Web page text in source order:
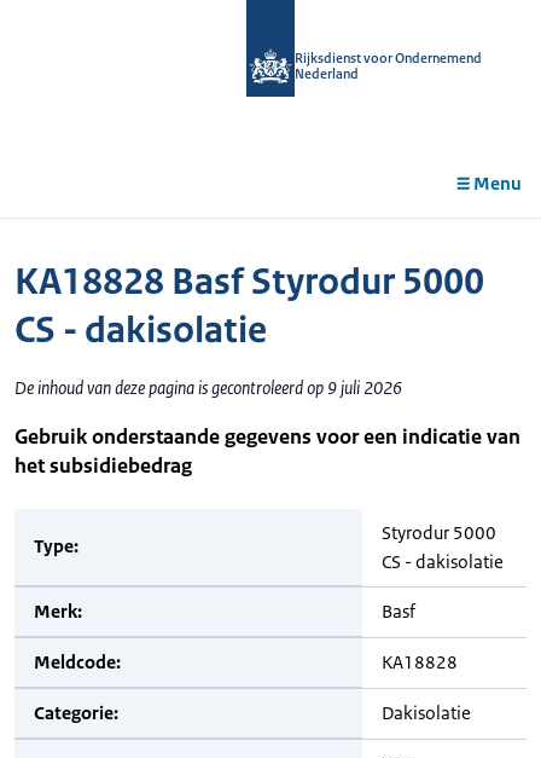
Rijksdienst voor Ondernemend
Nederland
Menu
KA18828 Basf Styrodur 5000
CS - dakisolatie
De inhoud van deze pagina is gecontroleerd op 9 juli 2026
Gebruik onderstaande gegevens voor een indicatie van
het subsidiebedrag
Type:
Styrodur 5000
CS - dakisolatie
Merk: Basf
Meldcode: KA18828
Categorie: Dakisolatie